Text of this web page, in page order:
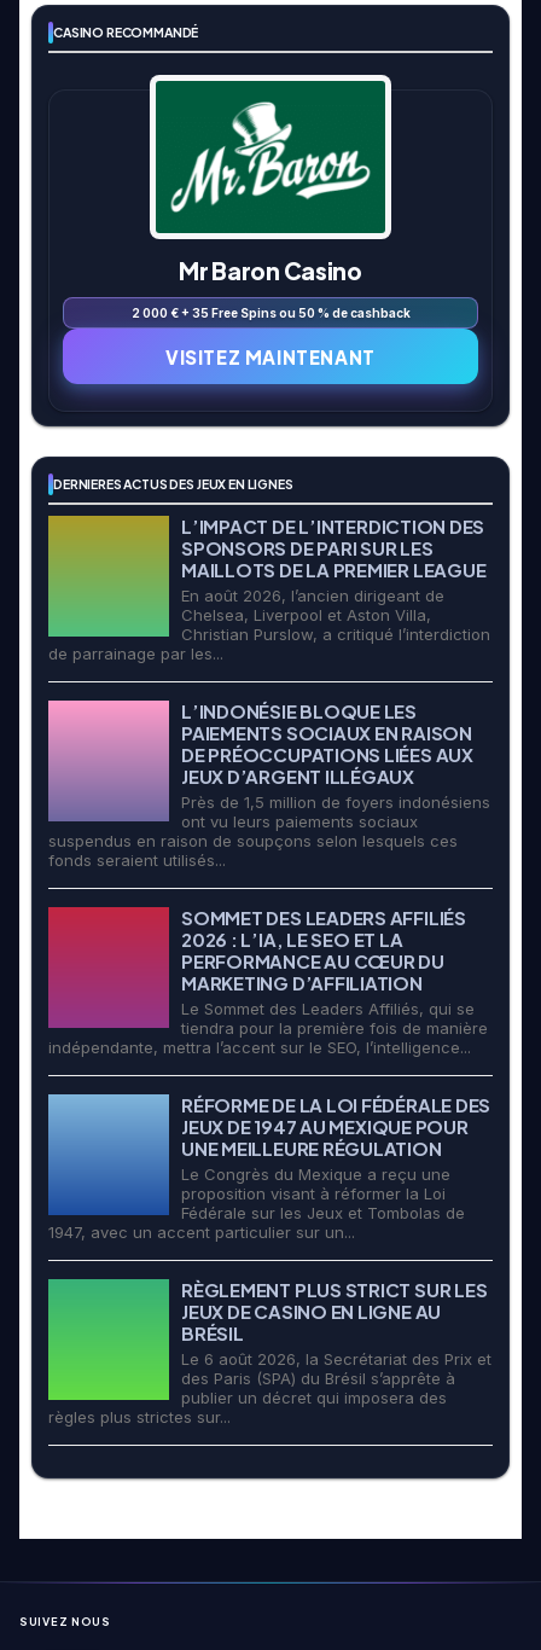
CASINO RECOMMANDÉ
Mr Baron Casino
2 000 € + 35 Free Spins ou 50 % de cashback
VISITEZ MAINTENANT
DERNIERES ACTUS DES JEUX EN LIGNES
L’IMPACT DE L’INTERDICTION DES
SPONSORS DE PARI SUR LES
MAILLOTS DE LA PREMIER LEAGUE
En août 2026, l’ancien dirigeant de
Chelsea, Liverpool et Aston Villa,
Christian Purslow, a critiqué l’interdiction
de parrainage par les...
L’INDONÉSIE BLOQUE LES
PAIEMENTS SOCIAUX EN RAISON
DE PRÉOCCUPATIONS LIÉES AUX
JEUX D’ARGENT ILLÉGAUX
Près de 1,5 million de foyers indonésiens
ont vu leurs paiements sociaux
suspendus en raison de soupçons selon lesquels ces
fonds seraient utilisés...
SOMMET DES LEADERS AFFILIÉS
2026 : L’IA, LE SEO ET LA
PERFORMANCE AU CŒUR DU
MARKETING D’AFFILIATION
Le Sommet des Leaders Affiliés, qui se
tiendra pour la première fois de manière
indépendante, mettra l’accent sur le SEO, l’intelligence...
RÉFORME DE LA LOI FÉDÉRALE DES
JEUX DE 1947 AU MEXIQUE POUR
UNE MEILLEURE RÉGULATION
Le Congrès du Mexique a reçu une
proposition visant à réformer la Loi
Fédérale sur les Jeux et Tombolas de
1947, avec un accent particulier sur un...
RÈGLEMENT PLUS STRICT SUR LES
JEUX DE CASINO EN LIGNE AU
BRÉSIL
Le 6 août 2026, la Secrétariat des Prix et
des Paris (SPA) du Brésil s’apprête à
publier un décret qui imposera des
règles plus strictes sur...
SUIVEZ NOUS